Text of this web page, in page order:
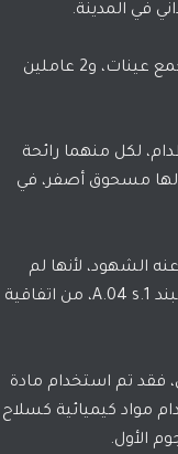
وأجرت البعثة مقابلات مع 12 من شهود العيان مرتبطين بالحادث (بينهم 9 ضحايا، و1 عامل جمع عينات، و2 عاملين
لكل منهما رائحة
لها مسحوق أصفر، في
الشهود، لأنها لم
تحصل على عينات من المواقع، إلا أنها حددت المادة السوداء بأنها مادة كيميائية مدرجة في البند 1.A.04 s، من اتفاقية
فقد تم استخدام مادة
من استخدام مواد كيميائية كسلاح